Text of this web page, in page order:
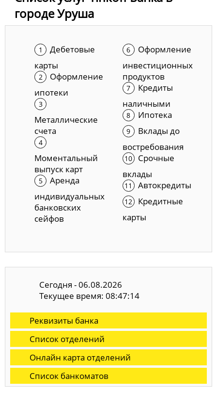
городе Уруша
Дебетовые
карты
Оформление
ипотеки
Металлические
счета
Моментальный
выпуск карт
Аренда
индивидуальных
банковских
сейфов
Оформление
инвестиционных
продуктов
Кредиты
наличными
Ипотека
Вклады до
востребования
Срочные
вклады
Автокредиты
Кредитные
карты
Сегодня - 06.08.2026
Текущее время: 08:47:14
Реквизиты банка
Список отделений
Онлайн карта отделений
Список банкоматов